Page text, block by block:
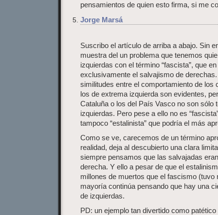
pensamientos de quien esto firma, si me
Jorge Marsá
Suscribo el artículo de arriba a abajo. Sin
muestra del un problema que tenemos
izquierdas con el término “fascista”, que
exclusivamente el salvajismo de
similitudes entre el comportamiento de los
los de extrema izquierda son evidentes,
Cataluña o los del País Vasco no son sólo
izquierdas. Pero pese a ello no es
tampoco “estalinista” que podría el más
Como se ve, carecemos de un término
realidad, deja al descubierto una clara
siempre pensamos que las salvajadas
derecha. Y ello a pesar de que el
millones de muertos que el fascismo (tuvo
mayoría continúa pensando que hay una
de izquierdas.
PD: un ejemplo tan divertido como